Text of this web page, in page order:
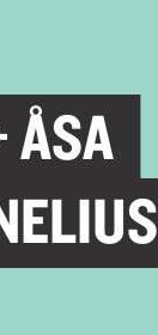
ÅSA